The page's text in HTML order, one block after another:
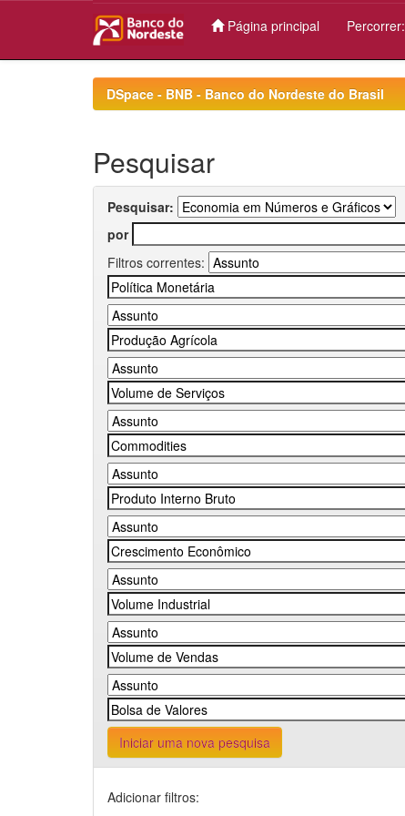
Página principal Percorrer:
DSpace - BNB - Banco do Nordeste do Brasil
Pesquisar
Pesquisar:
por
Filtros correntes:
Iniciar uma nova pesquisa
Adicionar filtros: